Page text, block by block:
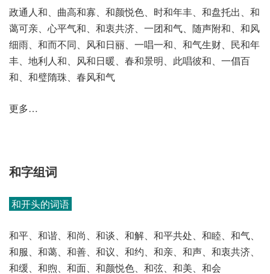
政通人和、曲高和寡、和颜悦色、时和年丰、和盘托出、和
蔼可亲、心平气和、和衷共济、一团和气、随声附和、和风
细雨、和而不同、风和日丽、一唱一和、和气生财、民和年
丰、地利人和、风和日暖、春和景明、此唱彼和、一倡百
和、和璧隋珠、春风和气
更多…
和字组词
和开头的词语
和平、和谐、和尚、和谈、和解、和平共处、和睦、和气、
和服、和蔼、和善、和议、和约、和亲、和声、和衷共济、
和缓、和煦、和面、和颜悦色、和弦、和美、和会